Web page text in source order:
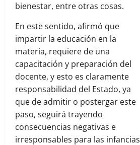
bienestar, entre otras cosas.
En este sentido, afirmó que
impartir la educación en la
materia, requiere de una
capacitación y preparación del
docente, y esto es claramente
responsabilidad del Estado, ya
que de admitir o postergar este
paso, seguirá trayendo
consecuencias negativas e
irresponsables para las infancias